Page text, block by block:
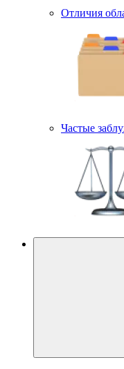
Отличия
Частые